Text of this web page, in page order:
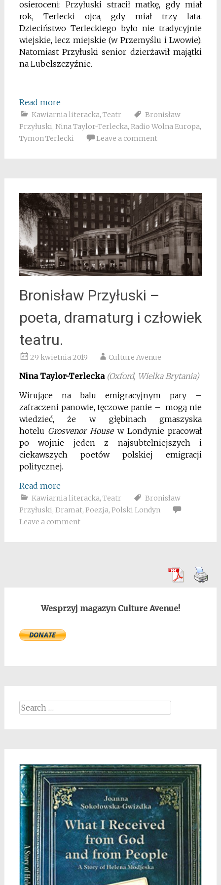
osieroceni: Przyłuski stracił matkę, gdy miał
rok, Terlecki ojca, gdy miał trzy lata.
Dzieciństwo Terleckiego było nie tradycyjnie
wiejskie, lecz miejskie (w Przemyślu i Lwowie).
Natomiast Przyłuski senior dzierżawił majątki
na Lubelszczyźnie.
Read more
Kawiarnia literacka, Teatr
Bronisław
Przyłuski, Nina Taylor-Terlecka, Radio Wolna Europa,
Tymon Terlecki
Leave a comment
Bronisław Przyłuski –
poeta, dramaturg i człowiek
teatru.
29 kwietnia 2019 Culture Avenue
Nina Taylor-Terlecka (Oxford, Wielka Brytania)
Wirujące na balu emigracyjnym pary –
zafraczeni panowie, tęczowe panie – mogą nie
wiedzieć, że w głębinach gmaszyska
hotelu Grosvenor Housew Londynie pracował
po wojnie jeden z najsubtelniejszych i
ciekawszych poetów polskiej emigracji
politycznej.
Read more
Kawiarnia literacka, Teatr
Bronisław
Przyłuski, Dramat, Poezja, Polski Londyn
Leave a comment
Wesprzyj magazyn Culture Avenue!
Search